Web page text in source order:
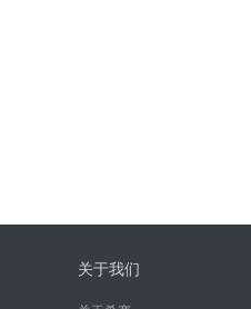
关于我们